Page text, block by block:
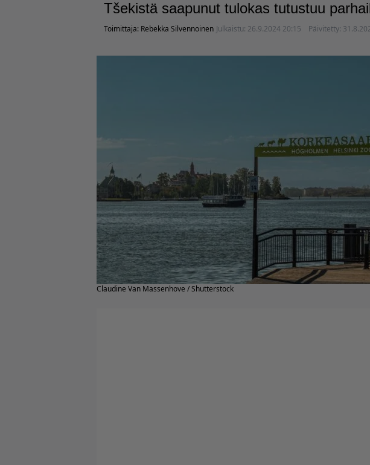
Tšekistä saapunut tulokas tutustuu
Toimittaja: Rebekka Silvennoinen Julkaistu: 26.9.2024 20:15 Päivitetty:
Claudine Van Massenhove / Shutterstock